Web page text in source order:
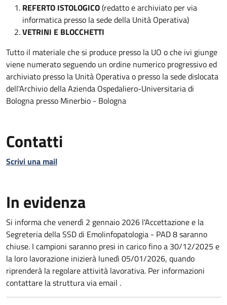
REFERTO ISTOLOGICO(redatto e archiviato per via
informatica presso la sede della Unità Operativa)
VETRINI E BLOCCHETTI
Tutto il materiale che si produce presso la UO o che ivi giunge
viene numerato seguendo un ordine numerico progressivo ed
archiviato presso la Unità Operativa o presso la sede dislocata
dell'Archivio della Azienda Ospedaliero-Universitaria di
Bologna presso Minerbio - Bologna
Contatti
Scrivi una mail
In evidenza
Si informa che venerdì 2 gennaio 2026 l'Accettazione e la
Segreteria della SSD di Emolinfopatologia - PAD 8 saranno
chiuse. I campioni saranno presi in carico fino a 30/12/2025 e
la loro lavorazione inizierà lunedì 05/01/2026, quando
riprenderà la regolare attività lavorativa. Per informazioni
contattare la struttura via email .